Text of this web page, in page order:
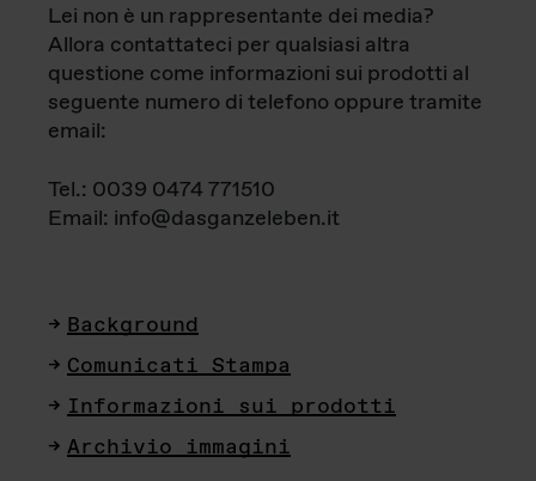
Lei non è un rappresentante dei media?
Allora contattateci per qualsiasi altra
questione come informazioni sui prodotti al
seguente numero di telefono oppure tramite
email:
Tel.: 0039 0474 771510
Email: info@dasganzeleben.it
Background
Comunicati Stampa
Informazioni sui prodotti
Archivio immagini